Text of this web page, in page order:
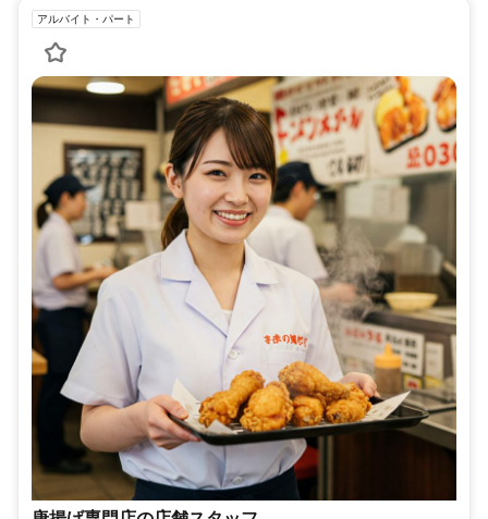
アルバイト・パート